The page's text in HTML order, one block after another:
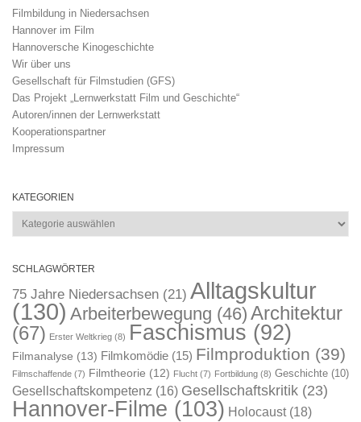
Filmbildung in Niedersachsen
Hannover im Film
Hannoversche Kinogeschichte
Wir über uns
Gesellschaft für Filmstudien (GFS)
Das Projekt „Lernwerkstatt Film und Geschichte“
Autoren/innen der Lernwerkstatt
Kooperationspartner
Impressum
KATEGORIEN
Kategorien
SCHLAGWÖRTER
75 Jahre Niedersachsen (21) Alltagskultur
(130) Arbeiterbewegung (46) Architektur
(67) Erster Weltkrieg (8) Faschismus (92)
Filmanalyse (13) Filmkomödie (15) Filmproduktion (39)
Filmschaffende (7) Filmtheorie (12) Flucht (7) Fortbildung (8) Geschichte (10)
Gesellschaftskompetenz (16) Gesellschaftskritik (23)
Hannover-Filme (103) Holocaust(18)